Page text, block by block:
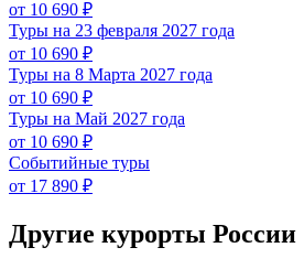
от 10 690 ₽
Туры на 23 февраля 2027 года
от 10 690 ₽
Туры на 8 Марта 2027 года
от 10 690 ₽
Туры на Май 2027 года
от 10 690 ₽
Событийные туры
от 17 890 ₽
Другие курорты России